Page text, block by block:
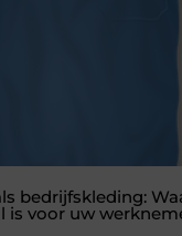
bedrijfskleding:
is voor uw